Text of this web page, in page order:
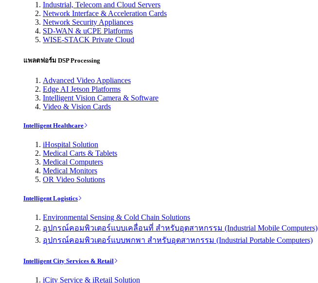
Industrial, Telecom and Cloud Servers
Network Interface & Acceleration Cards
Network Security Appliances
SD-WAN & uCPE Platforms
WISE-STACK Private Cloud
แพลตฟอร์ม DSP Processing
Advanced Video Appliances
Edge AI Jetson Platforms
Intelligent Vision Camera & Software
Video & Vision Cards
Intelligent Healthcare
iHospital Solution
Medical Carts & Tablets
Medical Computers
Medical Monitors
OR Video Solutions
Intelligent Logistics
Environmental Sensing & Cold Chain Solutions
อุปกรณ์คอมพิวเตอร์แบบเคลื่อนที่ สำหรับอุตสาหกรรม (Industrial Mobile Computers)
อุปกรณ์คอมพิวเตอร์แบบพกพา สำหรับอุตสาหกรรม (Industrial Portable Computers)
Intelligent City Services & Retail
iCity Service & iRetail Solution